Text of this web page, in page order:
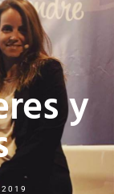
y